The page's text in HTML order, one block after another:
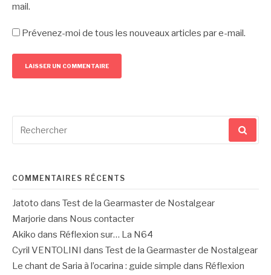
mail.
Prévenez-moi de tous les nouveaux articles par e-mail.
pour
COMMENTAIRES RÉCENTS
Jatoto dans Test de la Gearmaster de Nostalgear
Marjorie dans Nous contacter
Akiko dans Réflexion sur… La N64
Cyril VENTOLINI dans Test de la Gearmaster de Nostalgear
Le chant de Saria à l’ocarina : guide simple dans Réflexion